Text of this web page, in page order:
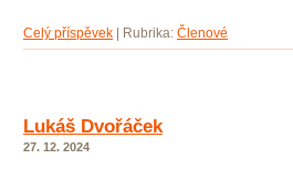
Celý příspěvek Rubrika: Členové
Lukáš Dvořáček
27. 12. 2024